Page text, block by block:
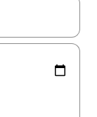
navegar